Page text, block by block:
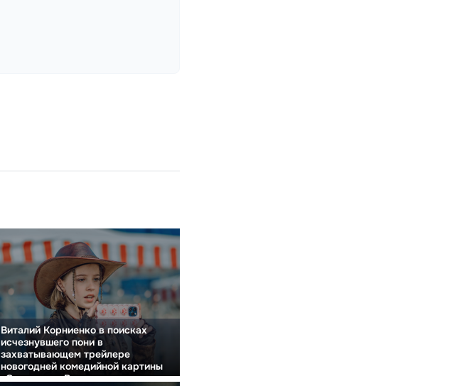
Виталий Корниенко в поисках
исчезнувшего пони в
захватывающем трейлере
новогодней комедийной картины
«Одна дома. Великая команда».